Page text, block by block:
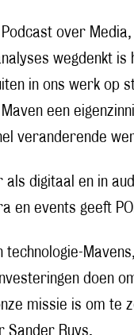
over
wegdenkt
in ons werk
een
veranderende
digitaal en in
en events geeft
technologie-
doen
missie is om
Sander Ruys.